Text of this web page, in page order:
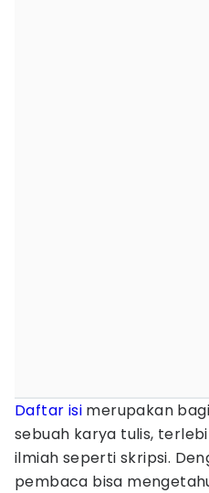
Daftar isi merupakan
sebuah karya tulis,
ilmiah seperti skripsi.
pembaca bisa